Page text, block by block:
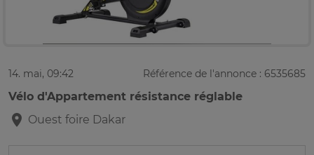
14. mai, 09:42 Référence de l'annonce : 6535685
Vélo d'Appartement résistance réglable
Ouest foire Dakar